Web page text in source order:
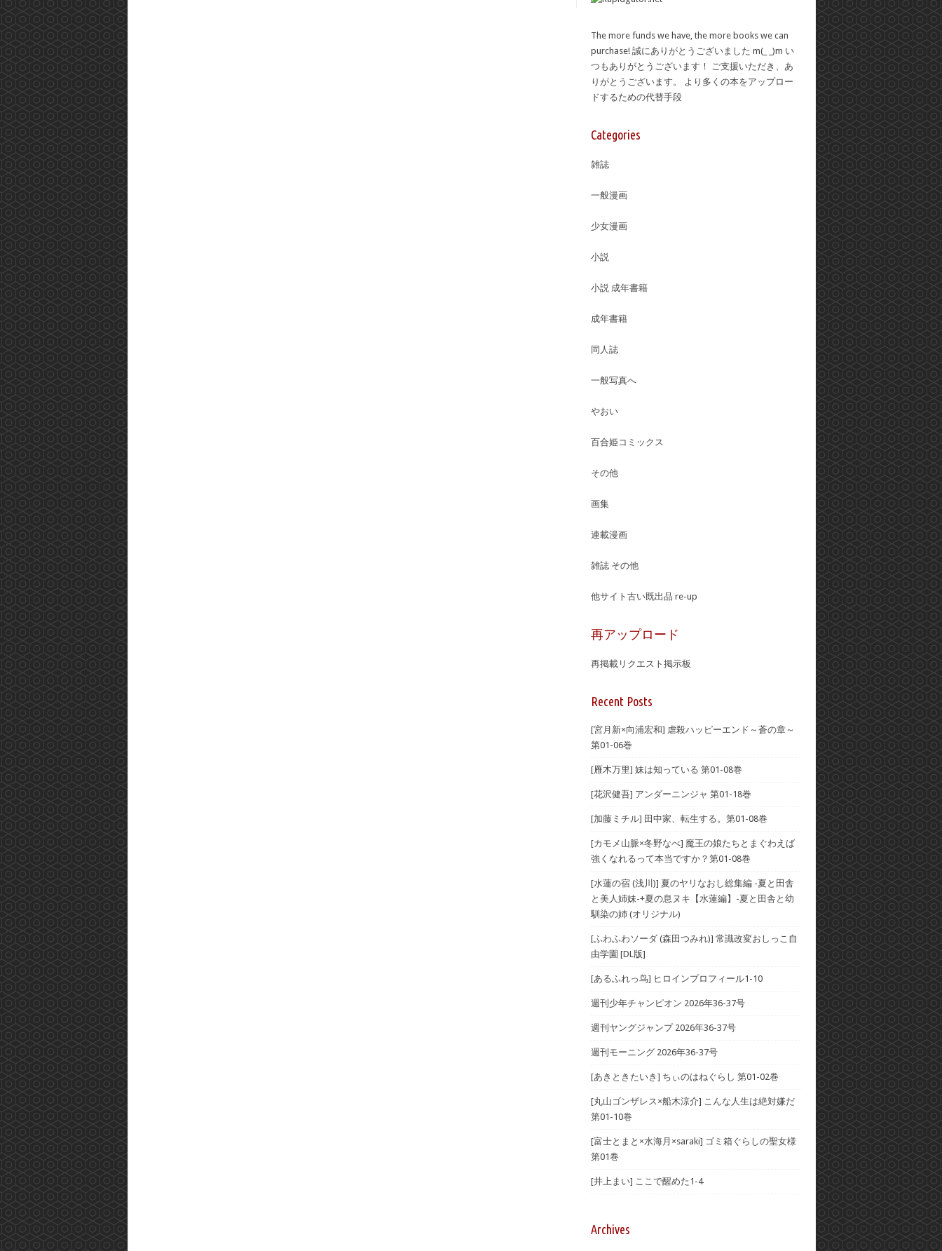
The more funds we have, the more books we can
purchase! 誠にありがとうございました m(_ _)m い
つもありがとうございます！ ご支援いただき、あ
りがとうございます。 より多くの本をアップロー
ドするための代替手段
Categories
雑誌
一般漫画
少女漫画
小説
小説 成年書籍
成年書籍
同人誌
一般写真へ
やおい
百合姫コミックス
その他
画集
連載漫画
雑誌 その他
他サイト古い既出品 re-up
再アップロード
再掲載リクエスト掲示板
Recent Posts
[宮月新×向浦宏和] 虐殺ハッピーエンド～蒼の章～
第01-06巻
[雁木万里] 妹は知っている 第01-08巻
[花沢健吾] アンダーニンジャ 第01-18巻
[加藤ミチル] 田中家、転生する。第01-08巻
[カモメ山脈×冬野なべ] 魔王の娘たちとまぐわえば
強くなれるって本当ですか？第01-08巻
[水蓮の宿 (浅川)] 夏のヤリなおし総集編 -夏と田舎
と美人姉妹-+夏の息ヌキ【水蓮編】-夏と田舎と幼
馴染の姉 (オリジナル)
[ふわふわソーダ (森田つみれ)] 常識改変おしっこ自
由学園 [DL版]
[あるふれっ鸟] ヒロインプロフィール1-10
週刊少年チャンピオン 2026年36-37号
週刊ヤングジャンプ 2026年36-37号
週刊モーニング 2026年36-37号
[あきときたいき] ちぃのはねぐらし 第01-02巻
[丸山ゴンザレス×船木涼介] こんな人生は絶対嫌だ
第01-10巻
[富士とまと×水海月×saraki] ゴミ箱ぐらしの聖女様
第01巻
[井上まい] ここで醒めた1-4
Archives